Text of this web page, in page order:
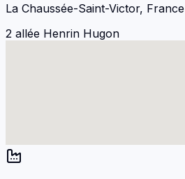
La Chaussée-Saint-Victor, France
2 allée Henrin Hugon